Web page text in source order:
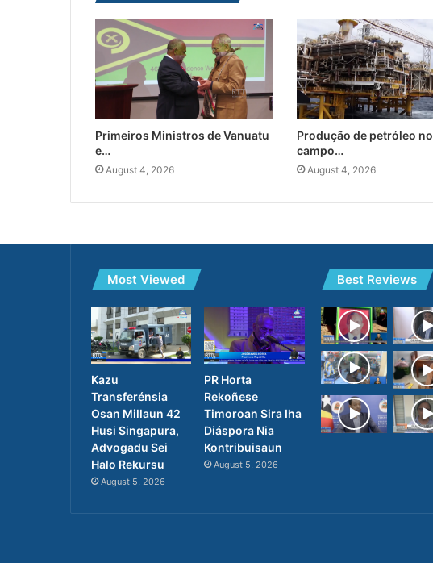
Primeiros Ministros de Vanuatu
e…
August 4, 2026
Produção de petróleo no
campo…
August 4, 2026
Most Viewed
Kazu
Transferénsia
Osan Millaun 42
Husi Singapura,
Advogadu Sei
Halo Rekursu
August 5, 2026
PR Horta
Rekoñese
Timoroan Sira Iha
Diáspora Nia
Kontribuisaun
August 5, 2026
Best Reviews